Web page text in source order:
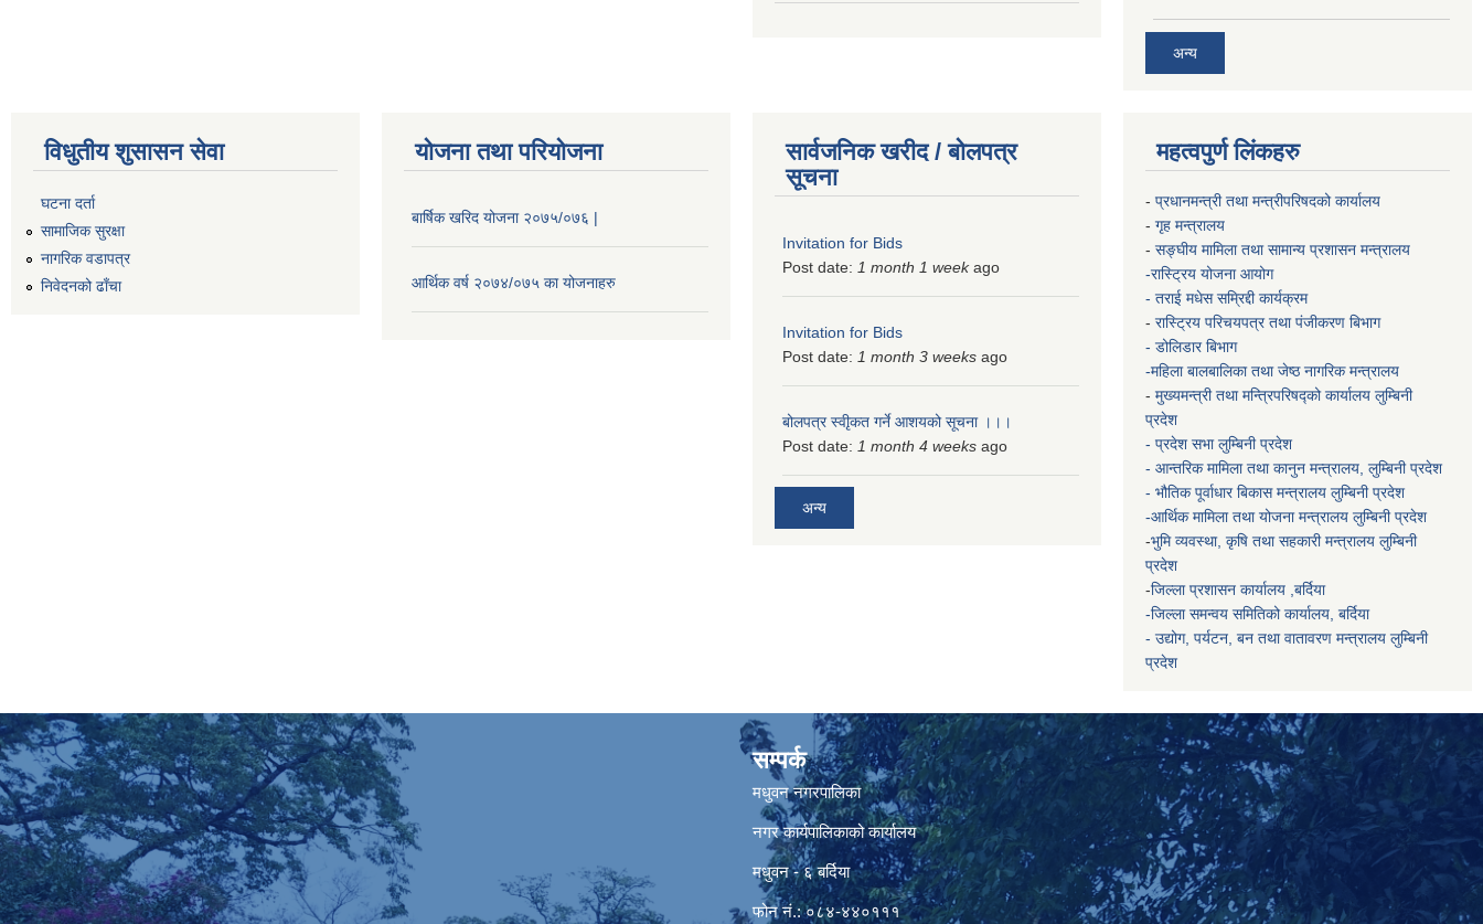
अन्य
विधुतीय शुसासन सेवा
घटना दर्ता
सामाजिक सुरक्षा
नागरिक वडापत्र
निवेदनको ढाँचा
योजना तथा परियोजना
बार्षिक खरिद योजना २०७५/०७६ |
आर्थिक वर्ष २०७४/०७५ का योजनाहरु
सार्वजनिक खरीद / बोलपत्र
सूचना
Invitation for Bids
Post date: 1 month 1 weekago
Invitation for Bids
Post date: 1 month 3 weeks ago
बोलपत्र स्वीृकत गर्ने आशयको सूचना ।।।
Post date: 1 month 4 weeks ago
अन्य
महत्वपुर्ण लिंकहरु
- प्रधानमन्त्री तथा मन्त्रीपरिषदको कार्यालय
- गृह मन्त्रालय
- सङ्घीय मामिला तथा सामान्य प्रशासन मन्त्रालय
-रास्ट्रिय योजना आयोग
- तराई मधेस सम्रिद्दी कार्यक्रम
- रास्ट्रिय परिचयपत्र तथा पंजीकरण बिभाग
- डोलिडार बिभाग
-महिला बालबालिका तथा जेष्ठ नागरिक मन्त्रालय
- मुख्यमन्त्री तथा मन्त्रिपरिषद्को कार्यालय लुम्बिनी
प्रदेश
- प्रदेश सभा लुम्बिनी प्रदेश
- आन्तरिक मामिला तथा कानुन मन्त्रालय, लुम्बिनी प्रदेश
- भौतिक पूर्वाधार बिकास मन्त्रालय लुम्बिनी प्रदेश
-आर्थिक मामिला तथा योजना मन्त्रालय लुम्बिनी प्रदेश
-भुमि व्यवस्था, कृषि तथा सहकारी मन्त्रालय लुम्बिनी
प्रदेश
-जिल्ला प्रशासन कार्यालय ,बर्दिया
-जिल्ला समन्वय समितिको कार्यालय, बर्दिया
- उद्योग, पर्यटन, बन तथा वातावरण मन्त्रालय लुम्बिनी
प्रदेश
सम्पर्क
मधुवन नगरपालिका
नगर कार्यपालिकाको कार्यालय
मधुवन - ६ बर्दिया
फोन नं.: ०८४-४४०१११